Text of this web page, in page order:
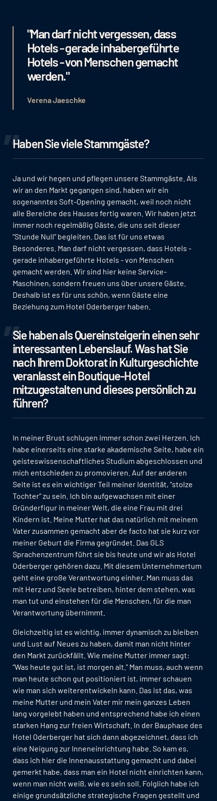
"Man darf nicht vergessen, dass
Hotels - gerade inhabergeführte
Hotels - von Menschen gemacht
werden."
Verena Jaeschke
Haben Sie viele Stammgäste?
Ja und wir hegen und pflegen unsere Stammgäste. Als
wir an den Markt gegangen sind, haben wir ein
sogenanntes Soft-Opening gemacht, weil noch nicht
alle Bereiche des Hauses fertig waren. Wir haben jetzt
immer noch regelmäßig Gäste, die uns seit dieser
“Stunde Null” begleiten. Das ist für uns etwas
Besonderes. Man darf nicht vergessen, dass Hotels -
gerade inhabergeführte Hotels - von Menschen
gemacht werden. Wir sind hier keine Service-
Maschinen, sondern freuen uns über unsere Gäste.
Deshalb ist es für uns schön, wenn Gäste eine
Beziehung zum Hotel Oderberger haben.
Sie haben als Quereinsteigerin einen sehr
interessanten Lebenslauf. Was hat Sie
nach Ihrem Doktorat in Kulturgeschichte
veranlasst ein Boutique-Hotel
mitzugestalten und dieses persönlich zu
führen?
In meiner Brust schlugen immer schon zwei Herzen. Ich
habe einerseits eine starke akademische Seite, habe ein
geisteswissenschaftliches Studium abgeschlossen und
mich entschieden zu promovieren. Auf der anderen
Seite ist es ein wichtiger Teil meiner Identität, “stolze
Tochter” zu sein. Ich bin aufgewachsen mit einer
Gründerfigur in meiner Welt, die eine Frau mit drei
Kindern ist. Meine Mutter hat das natürlich mit meinem
Vater zusammen gemacht aber de facto hat sie kurz vor
meiner Geburt die Firma gegründet. Das GLS
Sprachenzentrum führt sie bis heute und wir als Hotel
Oderberger gehören dazu. Mit diesem Unternehmertum
geht eine große Verantwortung einher. Man muss das
mit Herz und Seele betreiben, hinter dem stehen, was
man tut und einstehen für die Menschen, für die man
Verantwortung übernimmt.
Gleichzeitig ist es wichtig, immer dynamisch zu bleiben
und Lust auf Neues zu haben, damit man nicht hinter
den Markt zurückfällt. Wie meine Mutter immer sagt:
“Was heute gut ist, ist morgen alt.” Man muss, auch wenn
man heute schon gut positioniert ist, immer schauen
wie man sich weiterentwickeln kann. Das ist das, was
meine Mutter und mein Vater mir mein ganzes Leben
lang vorgelebt haben und entsprechend habe ich einen
starken Hang zur freien Wirtschaft. In der Bauphase des
Hotel Oderberger hat sich dann abgezeichnet, dass ich
eine Neigung zur Inneneinrichtung habe. So kam es,
dass ich hier die Innenausstattung gemacht und dabei
gemerkt habe, dass man ein Hotel nicht einrichten kann,
wenn man nicht weiß, wie es sein soll. Folglich habe ich
einige grundsätzliche strategische Fragen gestellt und